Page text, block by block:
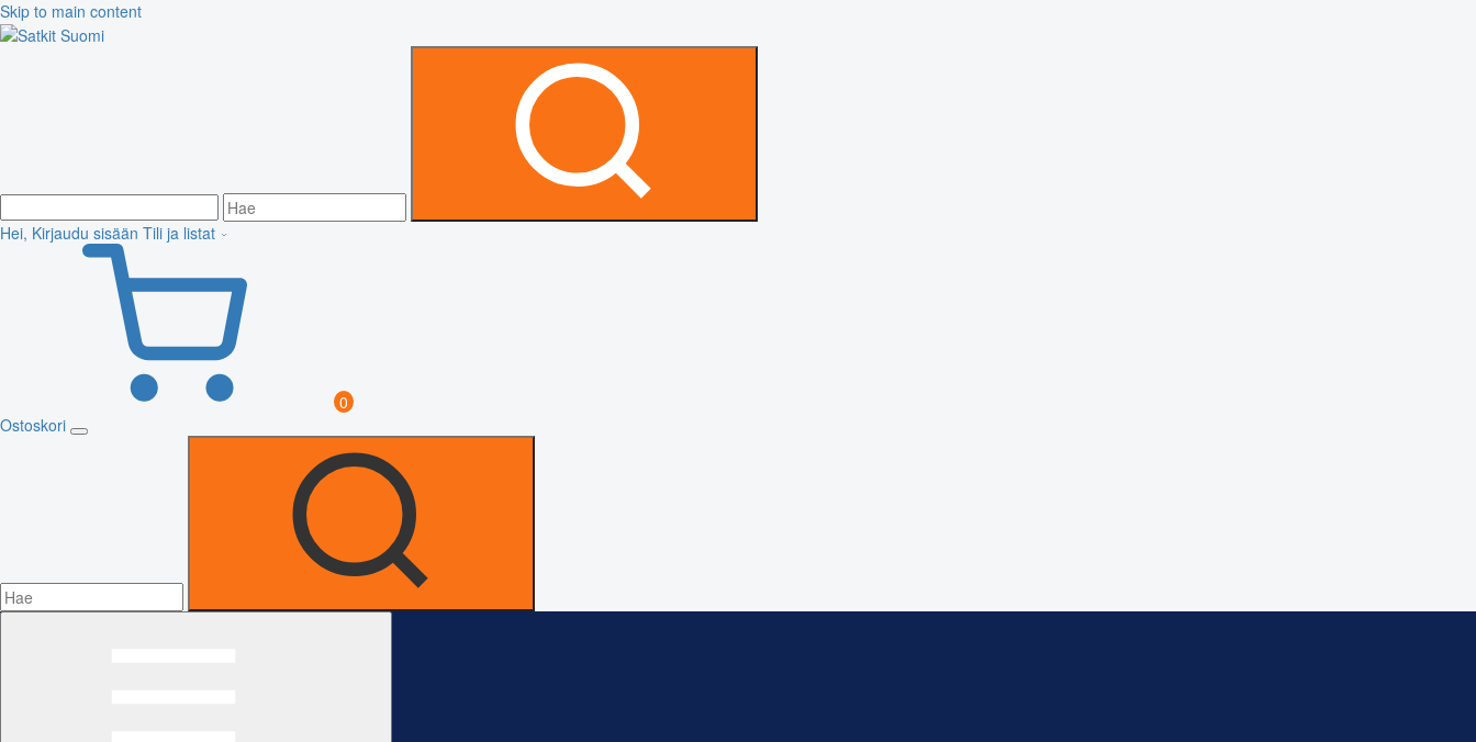
Skip to main content
Hei, Kirjaudu sisään Tili ja listat
0
Ostoskori